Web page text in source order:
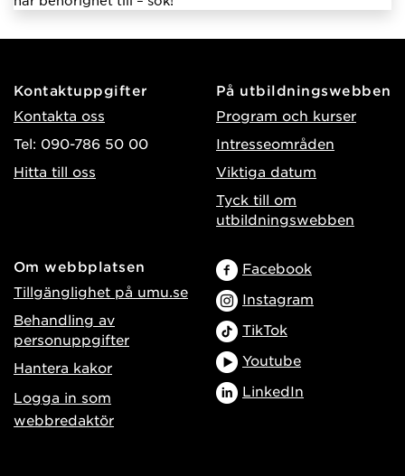
Kontaktuppgifter
Kontakta oss
Tel: 090-786 50 00
Hitta till oss
På utbildningswebben
Program och kurser
Intresseområden
Viktiga datum
Tyck till om
utbildningswebben
Om webbplatsen
Tillgänglighet på umu.se
Behandling av
personuppgifter
Hantera kakor
Logga in som
webbredaktör
Facebook
Instagram
TikTok
Youtube
LinkedIn